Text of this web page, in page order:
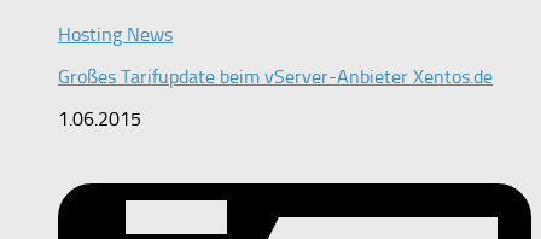
Hosting News
Großes Tarifupdate beim vServer-Anbieter Xentos.de
1.06.2015